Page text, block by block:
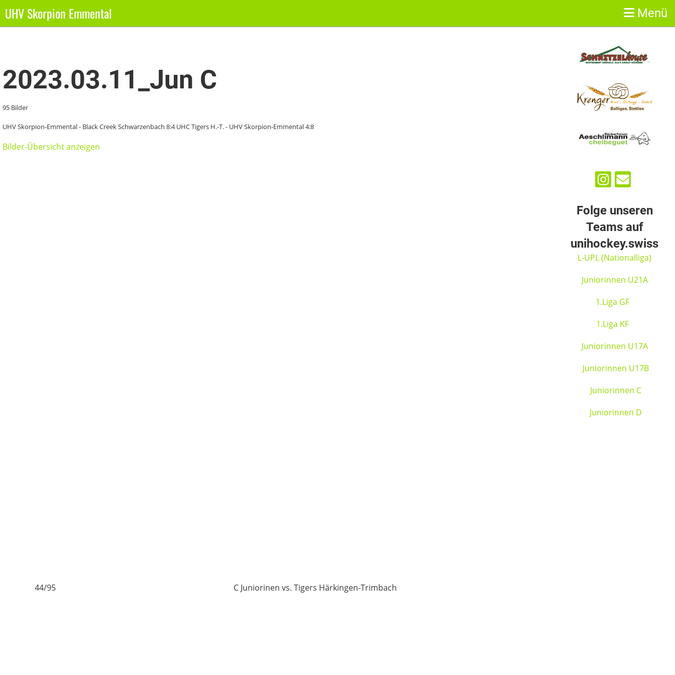
UHV Skorpion Emmental Menü
Zurück
2023.03.11_Jun C
95 Bilder
UHV Skorpion-Emmental - Black Creek Schwarzenbach 8:4 UHC Tigers H.-T. - UHV Skorpion-Emmental 4:8
Bilder-Übersicht anzeigen
C Juniorinen vs. Tigers Härkingen-Trimbach
Folge unseren
Teams auf
unihockey.swiss
L-UPL (Nationalliga)
Juniorinnen U21A
1.Liga GF
1.Liga KF
Juniorinnen U17A
Juniorinnen U17B
Juniorinnen C
Juniorinnen D